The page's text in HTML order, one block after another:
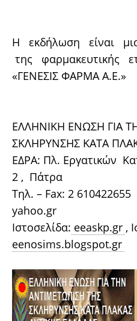
Η εκδήλωση είναι
της φαρμακευτικής
«ΓΕΝΕΣΙΣ ΦΑΡΜΑ Α.Ε.»
ΕΛΛΗΝΙΚΗ ΕΝΩΣΗ ΓΙΑ
ΣΚΛΗΡΥΝΣΗΣ ΚΑΤΑ
ΕΔΡΑ: Πλ. Εργατικών
2 , Πάτρα
Τηλ. – Fax: 2
yahoo.gr
Ιστοσελίδα: eeaskp.gr ,
eenosims.blogspot.gr